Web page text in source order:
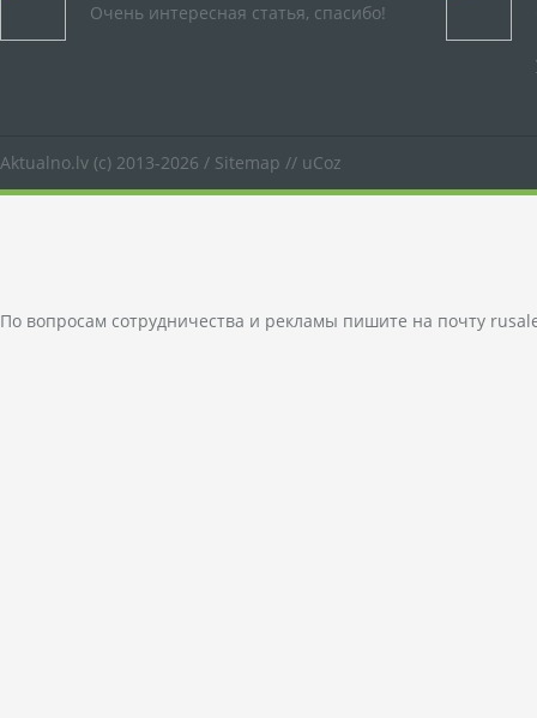
Очень интересная статья, спасибо!
Aktualno.lv (c) 2013-2026 / Sitemap // uCoz
По вопросам сотрудничества и рекламы пишите на почту